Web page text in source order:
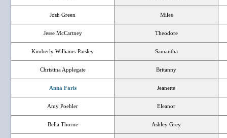
Josh Green Miles
Jesse McCartney Theodore
Kimberly Williams-Paisley Samantha
Christina Applegate Britanny
Anna Faris Jeanette
Amy Poehler Eleanor
Bella Thorne Ashley Grey